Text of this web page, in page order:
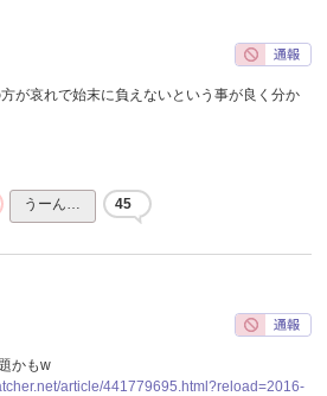
が哀れで始末に負えないという事が良く分か
うーん… 45
かもw
article/441779695.html?reload=2016-